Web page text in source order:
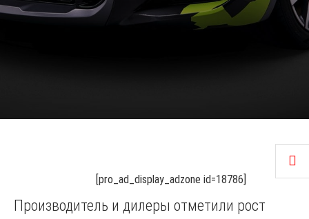
[pro_ad_display_adzone id=18786]
Производитель и дилеры отметили рост